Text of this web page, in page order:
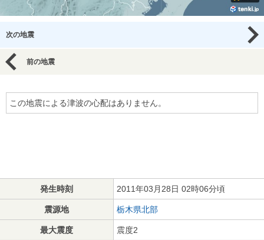
次の地震
前の地震
この地震による津波の心配はありません。
発生時刻 2011年03月28日 02時06分頃
震源地 栃木県北部
最大震度 震度2